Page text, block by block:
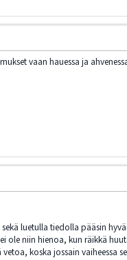
vaan hauessa ja
luetulla tiedolla pääsin
niin hienoa, kun räikkä
koska jossain vaiheessa